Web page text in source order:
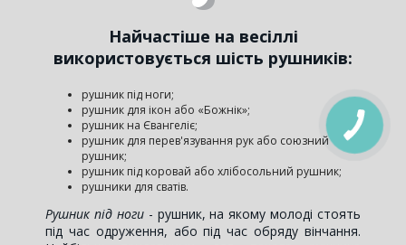
Найчастіше на весіллі
використовується шість рушників:
рушник під ноги;
рушник для ікон або «Божнік»;
рушник на Євангеліє;
рушник для перев'язування рук або союзний
рушник;
рушник під коровай або хлібосольний рушник;
рушники для сватів.
Рушник під ноги- рушник, на якому молоді стоять
під час одруження, або під час обряду вінчання.